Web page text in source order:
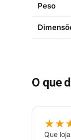
Peso
O que
Que